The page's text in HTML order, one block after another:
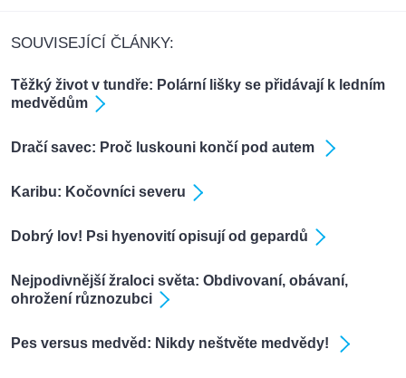
SOUVISEJÍCÍ ČLÁNKY:
Těžký život v tundře: Polární lišky se přidávají k ledním
medvědům
Dračí savec: Proč luskouni končí pod autem
Karibu: Kočovníci severu
Dobrý lov! Psi hyenovití opisují od gepardů
Nejpodivnější žraloci světa: Obdivovaní, obávaní,
ohrožení různozubci
Pes versus medvěd: Nikdy neštvěte medvědy!